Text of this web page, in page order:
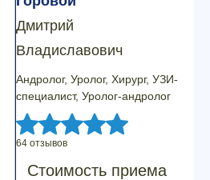
Дмитрий
Владиславович
Андролог, Уролог, Хирург, УЗИ-
специалист, Уролог-андролог
64 отзывов
Стоимость приема